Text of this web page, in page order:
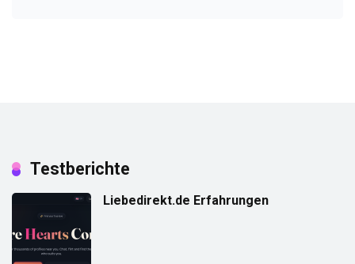
Testberichte
Liebedirekt.de Erfahrungen